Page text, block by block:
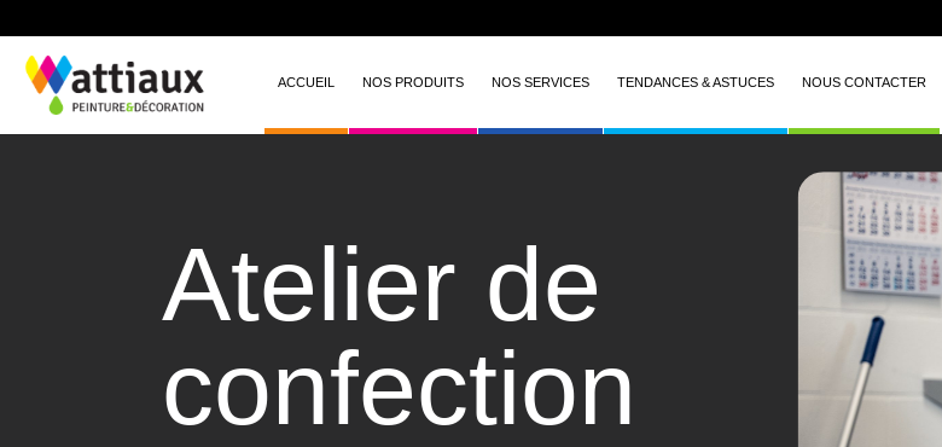
ACCUEIL NOS PRODUITS NOS SERVICES TENDANCES & ASTUCES NOUS CONTACTER
Atelier de
confection